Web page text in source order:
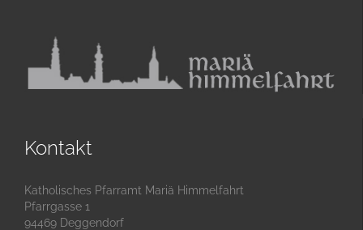
Kontakt
Katholisches Pfarramt Mariä Himmelfahrt
Pfarrgasse 1
94469 Deggendorf